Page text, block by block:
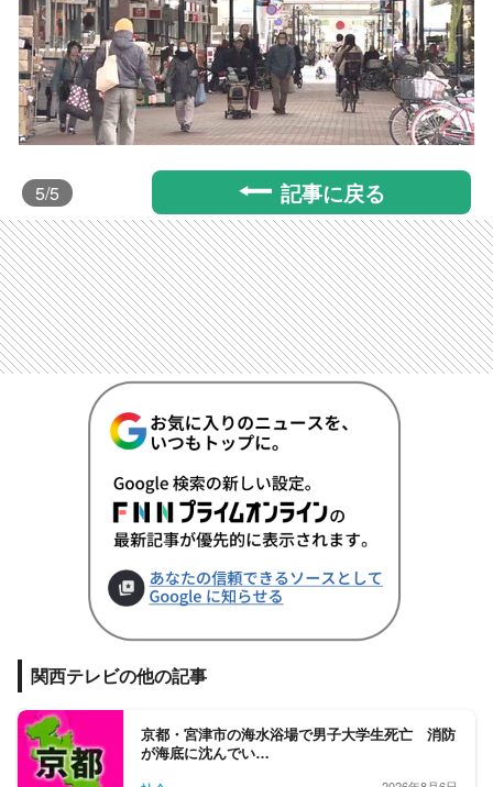
5/5 記事に戻る
関西テレビの他の記事
京都・宮津市の海水浴場で男子大学生死亡 消防
が海底に沈んでい…